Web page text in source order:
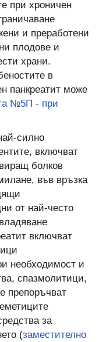
при хроничен
и преработени
плодове и
храни.
в
панкреатит може
№5П - при
силно
включват
болков
във връзка
от най-често
включват
необходимост и
спазмолитици,
препоръчват
за
(заместително